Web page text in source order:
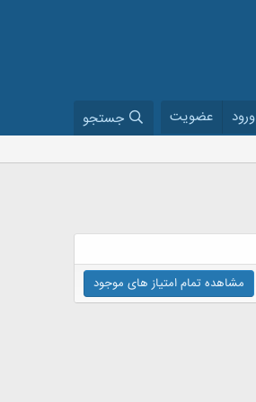
ورود عضویت جستجو
مشاهده تمام امتیاز های موجود